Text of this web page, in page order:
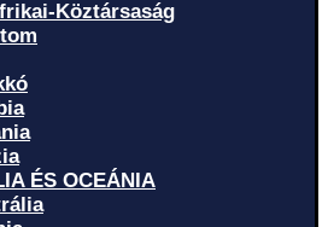
Köztársaság
ÉS OCEÁNIA